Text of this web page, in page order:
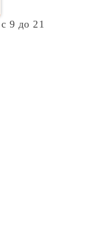
9 до 21